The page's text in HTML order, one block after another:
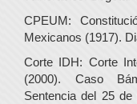
CPEUM:
Mexicanos (1917).
Corte IDH: Corte
(2000). Caso
Sentencia del 25